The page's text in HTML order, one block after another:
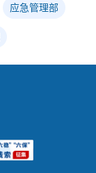
应急管理部